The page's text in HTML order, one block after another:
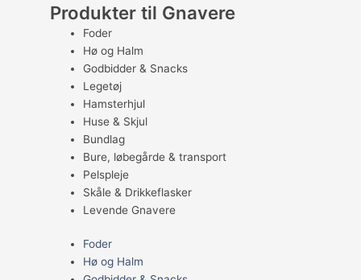
Produkter til Gnavere
Foder
Hø og Halm
Godbidder & Snacks
Legetøj
Hamsterhjul
Huse & Skjul
Bundlag
Bure, løbegårde & transport
Pelspleje
Skåle & Drikkeflasker
Levende Gnavere
Foder
Hø og Halm